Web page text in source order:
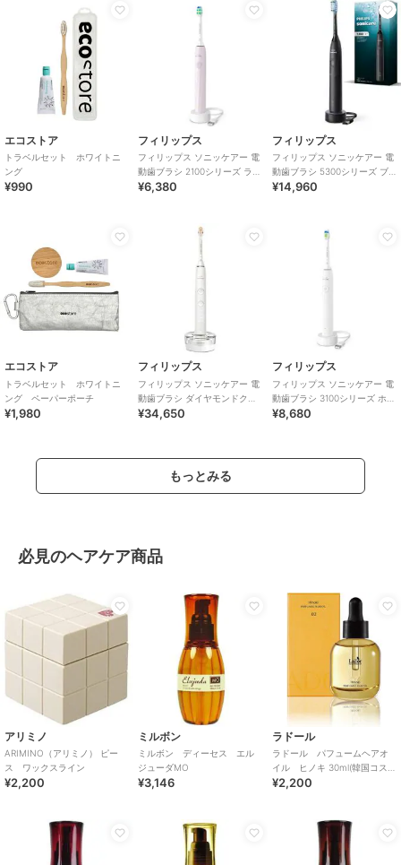
エコストア
トラベルセット ホワイトニ
ング
¥990
フィリップス
フィリップス ソニッケアー 電
動歯ブラシ 2100シリーズ ライ
トピンク
¥6,380
フィリップス
フィリップス ソニッケアー 電
動歯ブラシ 5300シリーズ ブ
ラック
¥14,960
エコストア
トラベルセット ホワイトニ
ング ペーパーポーチ
¥1,980
フィリップス
フィリップス ソニッケアー 電
動歯ブラシ ダイヤモンドクリ
ーン9000 ホワイト
¥34,650
フィリップス
フィリップス ソニッケアー 電
動歯ブラシ 3100シリーズ ホワ
イト
¥8,680
もっとみる
必見のヘアケア商品
アリミノ
ARIMINO（アリミノ） ピー
ス ワックスライン
¥2,200
ミルボン
ミルボン ディーセス エル
ジューダMO
¥3,146
ラドール
ラドール パフュームヘアオ
イル ヒノキ 30ml(韓国コス
メ)
¥2,200